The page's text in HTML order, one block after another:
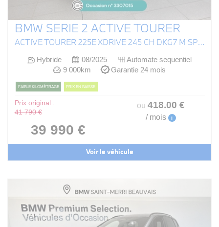
BMW SERIE 2 ACTIVE TOURER
ACTIVE TOURER 225E XDRIVE 245 CH DKG7 M SPORT
Hybride 08/2025
Automate sequentiel
9 000km
Garantie 24 mois
FAIBLE KILOMÉTRAGE PRIX EN BAISSE
Prix original :
41 790 €
39 990 €
ou 418.00 €
/ mois i
Voir le véhicule